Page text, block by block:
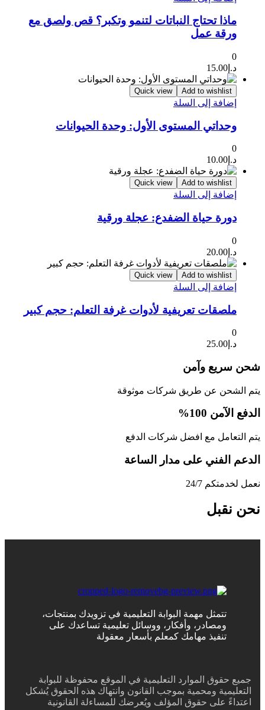
ماذا تحتاج النباتات لتنمو وتكبر؟ قص ولصق مع
ورقة عمل
0
د.إ 15.00
Add to wishlist
Quick view
إضافة إلى السلة
وحداتي المستوى الأول: وحدة الحيوانات
0
د.إ 10.00
Add to wishlist
Quick view
إضافة إلى السلة
دورة حياة الضفدع: عجلة ورقية
0
د.إ 20.00
Add to wishlist
Quick view
إضافة إلى السلة
ملصقات تعريفية لأدوات غرفة التعلم: حجم كبير
0
د.إ 25.00
شحن سريع وآمن
يتم الشحن عن طريق شركات موثوقة
الدفع الآمن 100%
يتم التعامل مع افضل شركات الدفع
الدعم الفني على مدار الساعة
نعمل لخدمتكم 24/7
نحن نقبل
تتمثل مهمة البوابة التعليمية في تزويدك بمنتجات،
ومصادر، وأفكار، ووسائل تعليمية تساعدك على
تنفيذ مهامك كمعلم بأسعار معقولة
جميع حقوق الموارد التعليمية في الموقع محفوظة للبوابة
التعليمية ومحمية بموجب القانون وانتهاك هذه الحقوق يُشكل
اعتداءً على حقوق المؤلف ويُعرضك للمساءلة القانونية